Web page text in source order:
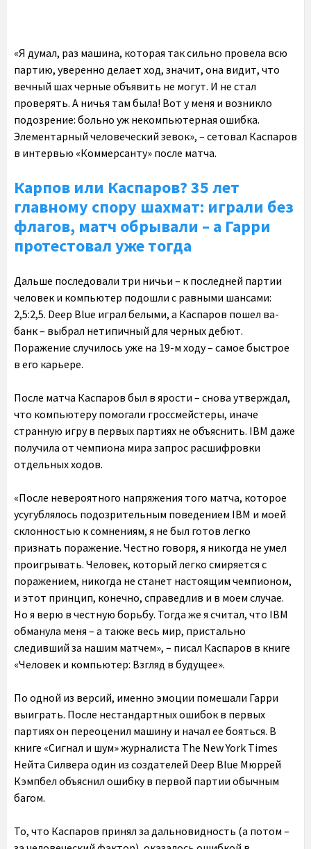
«Я думал, раз машина, которая так сильно провела всю
партию, уверенно делает ход, значит, она видит, что
вечный шах черные объявить не могут. И не стал
проверять. А ничья там была! Вот у меня и возникло
подозрение: больно уж некомпьютерная ошибка.
Элементарный человеческий зевок», – сетовал Каспаров
в интервью «Коммерсанту» после матча.
Карпов или Каспаров? 35 лет
главному спору шахмат: играли без
флагов, матч обрывали – а Гарри
протестовал уже тогда
Дальше последовали три ничьи – к последней партии
человек и компьютер подошли с равными шансами:
2,5:2,5. Deep Blue играл белыми, а Каспаров пошел ва-
банк – выбрал нетипичный для черных дебют.
Поражение случилось уже на 19-м ходу – самое быстрое
в его карьере.
После матча Каспаров был в ярости – снова утверждал,
что компьютеру помогали гроссмейстеры, иначе
странную игру в первых партиях не объяснить. IBM даже
получила от чемпиона мира запрос расшифровки
отдельных ходов.
«После невероятного напряжения того матча, которое
усугублялось подозрительным поведением IBM и моей
склонностью к сомнениям, я не был готов легко
признать поражение. Честно говоря, я никогда не умел
проигрывать. Человек, который легко смиряется с
поражением, никогда не станет настоящим чемпионом,
и этот принцип, конечно, справедлив и в моем случае.
Но я верю в честную борьбу. Тогда же я считал, что IBM
обманула меня – а также весь мир, пристально
следивший за нашим матчем», – писал Каспаров в книге
«Человек и компьютер: Взгляд в будущее».
По одной из версий, именно эмоции помешали Гарри
выиграть. После нестандартных ошибок в первых
партиях он переоценил машину и начал ее бояться. В
книге «Сигнал и шум» журналиста The New York Times
Нейта Силвера один из создателей Deep Blue Мюррей
Кэмпбел объяснил ошибку в первой партии обычным
багом.
То, что Каспаров принял за дальновидность (а потом –